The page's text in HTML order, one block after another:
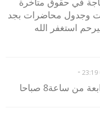
وجدول محاضرات بجد
استغفر الله
-
من ساعة8 صباحا